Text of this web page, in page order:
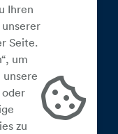
Ihren
Seite.
um
zu